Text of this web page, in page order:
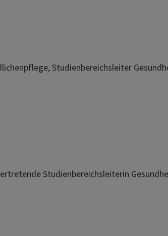
Studienbereichsleiter
Studienbereichsleiterin